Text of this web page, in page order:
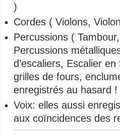
)
Cordes ( Violons,
Percussions (
Percussions
d’escaliers, Escalier
grilles de fours,
enregistrés au hasard !
Voix: elles aussi
aux coïncidences des